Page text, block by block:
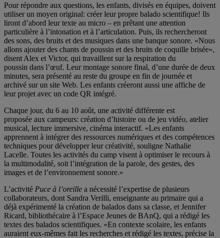
Pour répondre aux questions, les enfants, divisés en équipes, doivent
utiliser un moyen original: créer leur propre balado scientifique! Ils
liront d’abord leur texte au micro – en prêtant une attention
particulière à l’intonation et à l’articulation. Puis, ils rechercheront
des sons, des bruits et des musiques dans une banque sonore. «Nous
allons ajouter des chants de poussin et des bruits de coquille brisée»,
disent Alex et Victor, qui travaillent sur la respiration du
poussin dans l’œuf. Leur montage sonore final, d’une durée de deux
minutes, sera présenté au reste du groupe en fin de journée et
archivé sur un site Web. Les enfants créeront aussi une affiche de
leur projet avec un code QR intégré.
Chaque jour, du 6 au 10 août, une activité différente est
proposée aux campeurs: création d’histoire ou de jeu vidéo, atelier
musical, lecture immersive, cinéma interactif. «Les enfants
apprennent à intégrer des ressources numériques et des compétences
techniques pour développer leur créativité, souligne Nathalie
Lacelle. Toutes les activités du camp visent à optimiser le recours à
la multimodalité, soit l’intégration de la parole, des gestes, des
images et de l’environnement sonore.»
L’activité Puce à l’oreille a nécessité l’expertise de plusieurs
collaborateurs, dont Sandra Verilli, enseignante au primaire qui a
déjà expérimenté la création de balados dans sa classe, et Jennifer
Ricard, bibliothécaire à l’Espace Jeunes de BAnQ, qui a rédigé les
textes des balados scientifiques. «En contexte scolaire, les enfants
auraient eux-mêmes fait les recherches et rédigé les textes, précise la